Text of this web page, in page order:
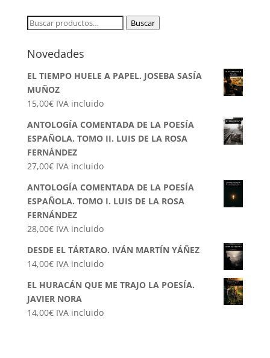
Buscar
Buscar
Novedades
EL TIEMPO HUELE A PAPEL. JOSEBA SASÍA
MUÑOZ
15,00€ IVA incluido
ANTOLOGÍA COMENTADA DE LA POESÍA
ESPAÑOLA. TOMO II. LUIS DE LA ROSA
FERNÁNDEZ
27,00€ IVA incluido
ANTOLOGÍA COMENTADA DE LA POESÍA
ESPAÑOLA. TOMO I. LUIS DE LA ROSA
FERNÁNDEZ
28,00€ IVA incluido
DESDE EL TÁRTARO. IVÁN MARTÍN YÁÑEZ
14,00€ IVA incluido
EL HURACÁN QUE ME TRAJO LA POESÍA.
JAVIER NORA
14,00€ IVA incluido